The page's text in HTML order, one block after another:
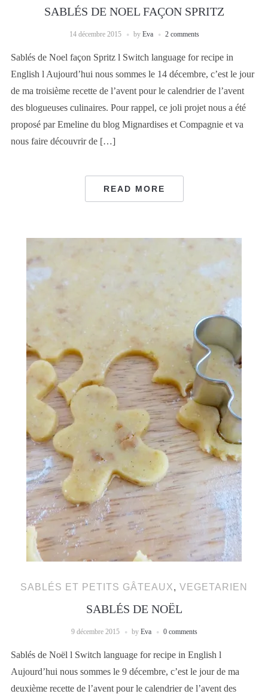
SABLÉS DE NOEL FAÇON SPRITZ
14 décembre 2015 by Eva 2 comments
Sablés de Noel façon Spritz l Switch language for recipe in
English l Aujourd’hui nous sommes le 14 décembre, c’est le jour
de ma troisième recette de l’avent pour le calendrier de l’avent
des blogueuses culinaires. Pour rappel, ce joli projet nous a été
proposé par Emeline du blog Mignardises et Compagnie et va
nous faire découvrir de […]
READ MORE
SABLÉS ET PETITS GÂTEAUX, VEGETARIEN
SABLÉS DE NOËL
9 décembre 2015 by Eva 0 comments
Sablés de Noël l Switch language for recipe in English l
Aujourd’hui nous sommes le 9 décembre, c’est le jour de ma
deuxième recette de l’avent pour le calendrier de l’avent des